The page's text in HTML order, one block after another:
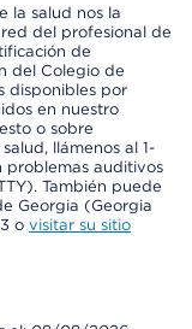
la salud nos la
del profesional de
de
del Colegio de
disponibles por
en nuestro
o sobre
llámenos al 1-
problemas auditivos
También puede
Georgia (Georgia
o visitar su sitio